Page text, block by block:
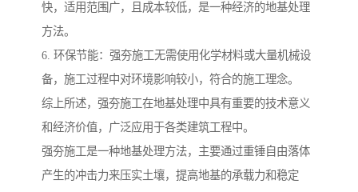
快，适用范围广，且成本较低，是一种经济的地基处理
方法。
6. 环保节能：强夯施工无需使用化学材料或大量机械设
备，施工过程中对环境影响较小，符合的施工理念。
综上所述，强夯施工在地基处理中具有重要的技术意义
和经济价值，广泛应用于各类建筑工程中。
强夯施工是一种地基处理方法，主要通过重锤自由落体
产生的冲击力来压实土壤，提高地基的承载力和稳定